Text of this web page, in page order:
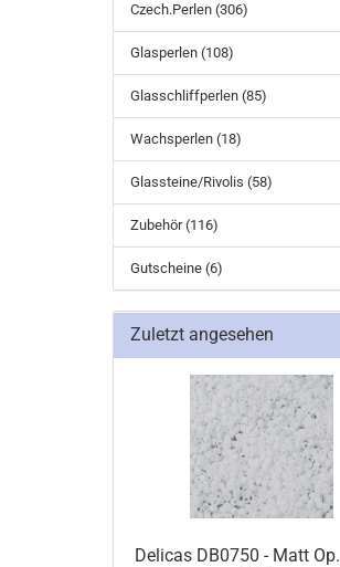
Czech.Perlen (306)
Glasperlen (108)
Glasschliffperlen (85)
Wachsperlen (18)
Glassteine/Rivolis (58)
Zubehör (116)
Gutscheine (6)
Zuletzt angesehen
Delicas DB0750 - Matt